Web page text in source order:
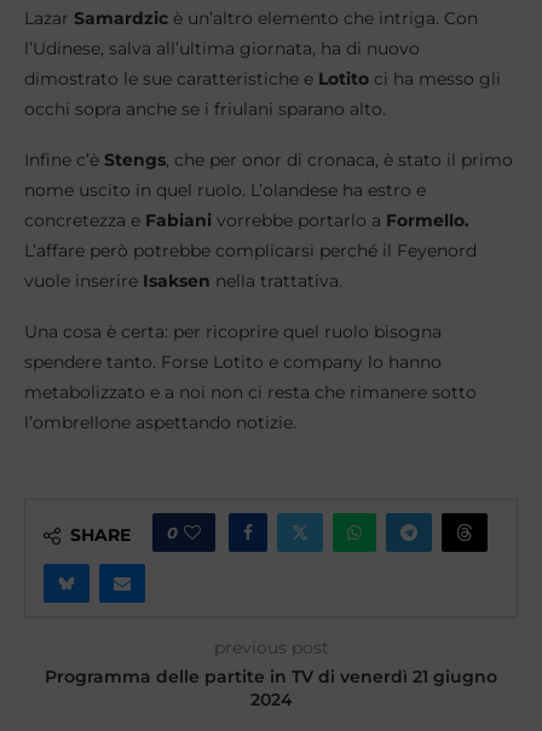
Lazar Samardzic è un’altro elemento che intriga. Con
l’Udinese, salva all’ultima giornata, ha di nuovo
dimostrato le sue caratteristiche e Lotito ci ha messo gli
occhi sopra anche se i friulani sparano alto.
Infine c’è Stengs, che per onor di cronaca, è stato il primo
nome uscito in quel ruolo. L’olandese ha estro e
concretezza e Fabiani vorrebbe portarlo a Formello.
L’affare però potrebbe complicarsi perché il Feyenord
vuole inserire Isaksen nella trattativa.
Una cosa è certa: per ricoprire quel ruolo bisogna
spendere tanto. Forse Lotito e company lo hanno
metabolizzato e a noi non ci resta che rimanere sotto
l’ombrellone aspettando notizie.
SHARE 0
previous post
Programma delle partite in TV di venerdì 21 giugno
2024